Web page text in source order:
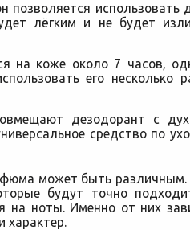
позволяется использовать
лёгким и не будет
на коже около 7 часов,
его несколько
дезодорант с
средство по
может быть
будут точно
на ноты. Именно от них
характер.